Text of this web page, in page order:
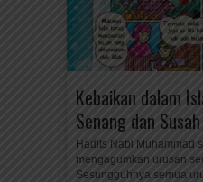
Kebaikan dalam
Senang dan Susah
Hadits Nabi Muhammad
mengagumkan urusan
Sesungguhnya semua